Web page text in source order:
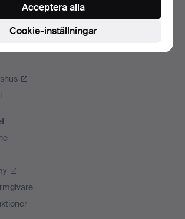
Cookie-inställningar
Acceptera alla